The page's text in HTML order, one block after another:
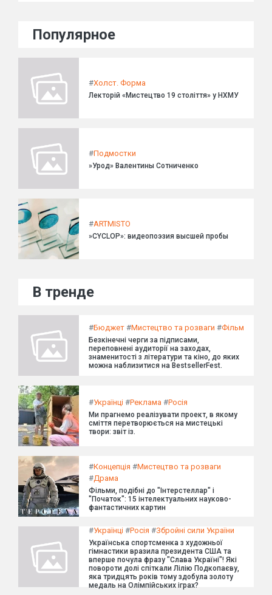
Популярное
#Холст. Форма
Лекторій «Мистецтво 19 століття» у НХМУ
#Подмостки
»Урод» Валентины Сотниченко
#ARTMISTO
»CYCLOP»: видеопоэзия высшей пробы
В тренде
#Бюджет #Мистецтво та розваги #Фільм
Безкінечні черги за підписами,
переповнені аудиторії на заходах,
знаменитості з літератури та кіно, до яких
можна наблизитися на BestsellerFest.
#Українці #Реклама #Росія
Ми прагнемо реалізувати проект, в якому
сміття перетворюється на мистецькі
твори: звіт із.
#Концепція #Мистецтво та розваги
#Драма
Фільми, подібні до "Інтерстеллар" і
"Початок": 15 інтелектуальних науково-
фантастичних картин
#Українці #Росія #Збройні сили України
Українська спортсменка з художньої
гімнастики вразила президента США та
вперше почула фразу "Слава Україні"! Які
повороти долі спіткали Лілію Подкопаєву,
яка тридцять років тому здобула золоту
медаль на Олімпійських іграх?